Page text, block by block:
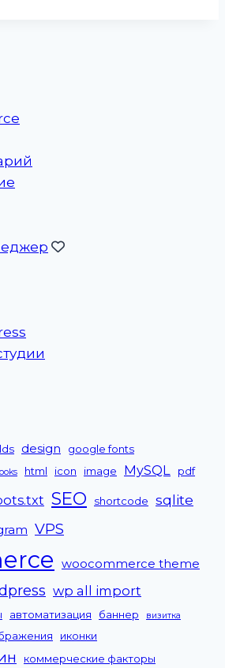
design
google fonts
html icon image MySQL pdf
SEO shortcode sqlite
VPS
woocommerce theme
wp all import
автоматизация баннер визитка
иконки
коммерческие факторы